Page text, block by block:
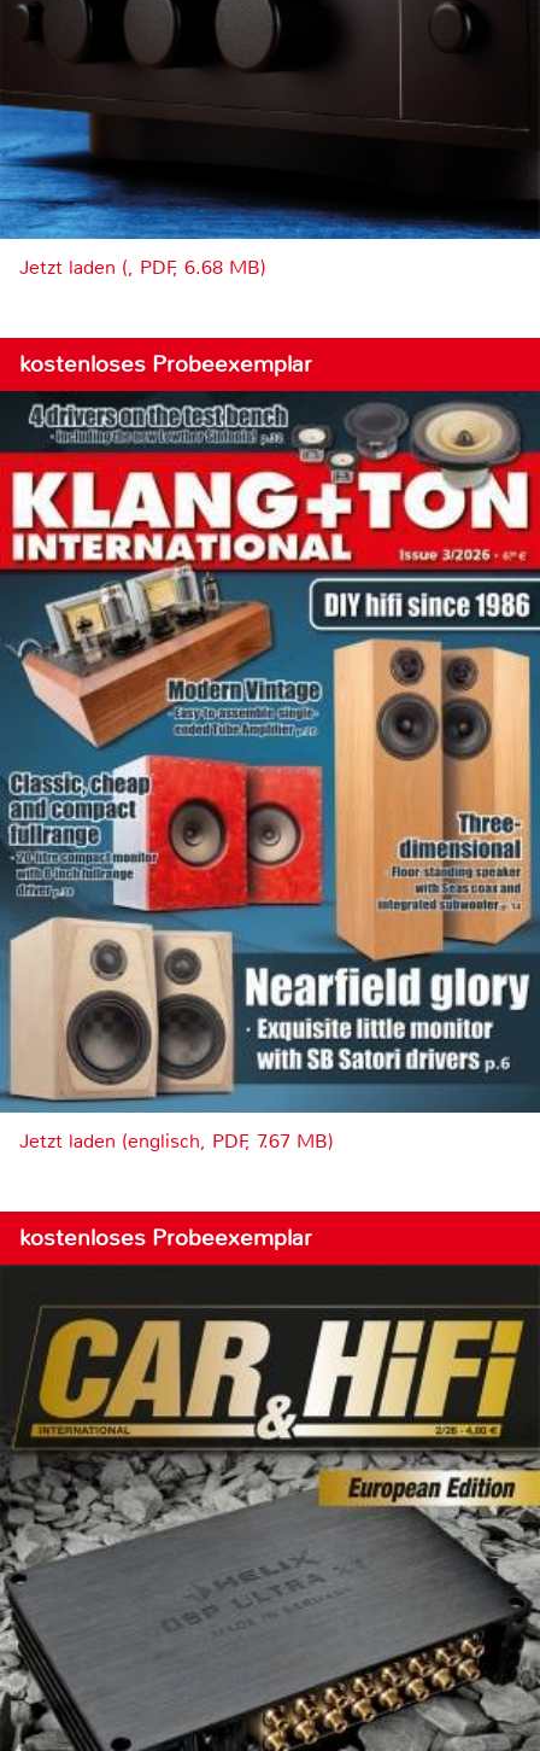
Jetzt laden (, PDF, 6.68 MB)
kostenloses Probeexemplar
Jetzt laden (englisch, PDF, 7.67 MB)
kostenloses Probeexemplar